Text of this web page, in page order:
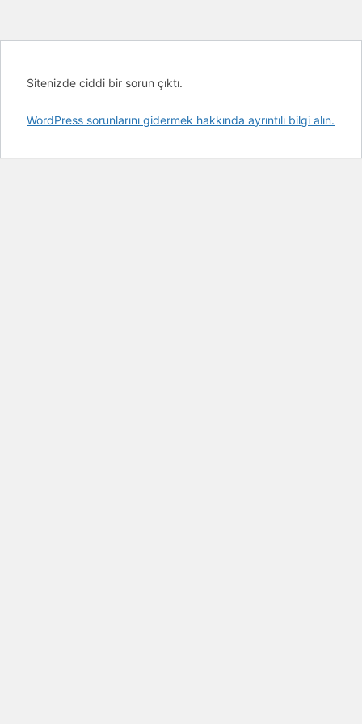
Sitenizde ciddi bir sorun çıktı.
WordPress sorunlarını gidermek hakkında ayrıntılı bilgi alın.